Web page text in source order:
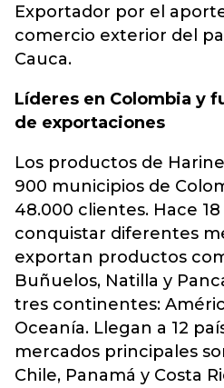
Exportador por el
comercio exterior del
Cauca.
Líderes en Colombia y
de exportaciones
Los productos de
900 municipios de
48.000 clientes. Hace
conquistar diferentes
exportan productos
Buñuelos, Natilla y
tres continentes:
Oceanía. Llegan a 12
mercados principales
Chile, Panamá y Costa